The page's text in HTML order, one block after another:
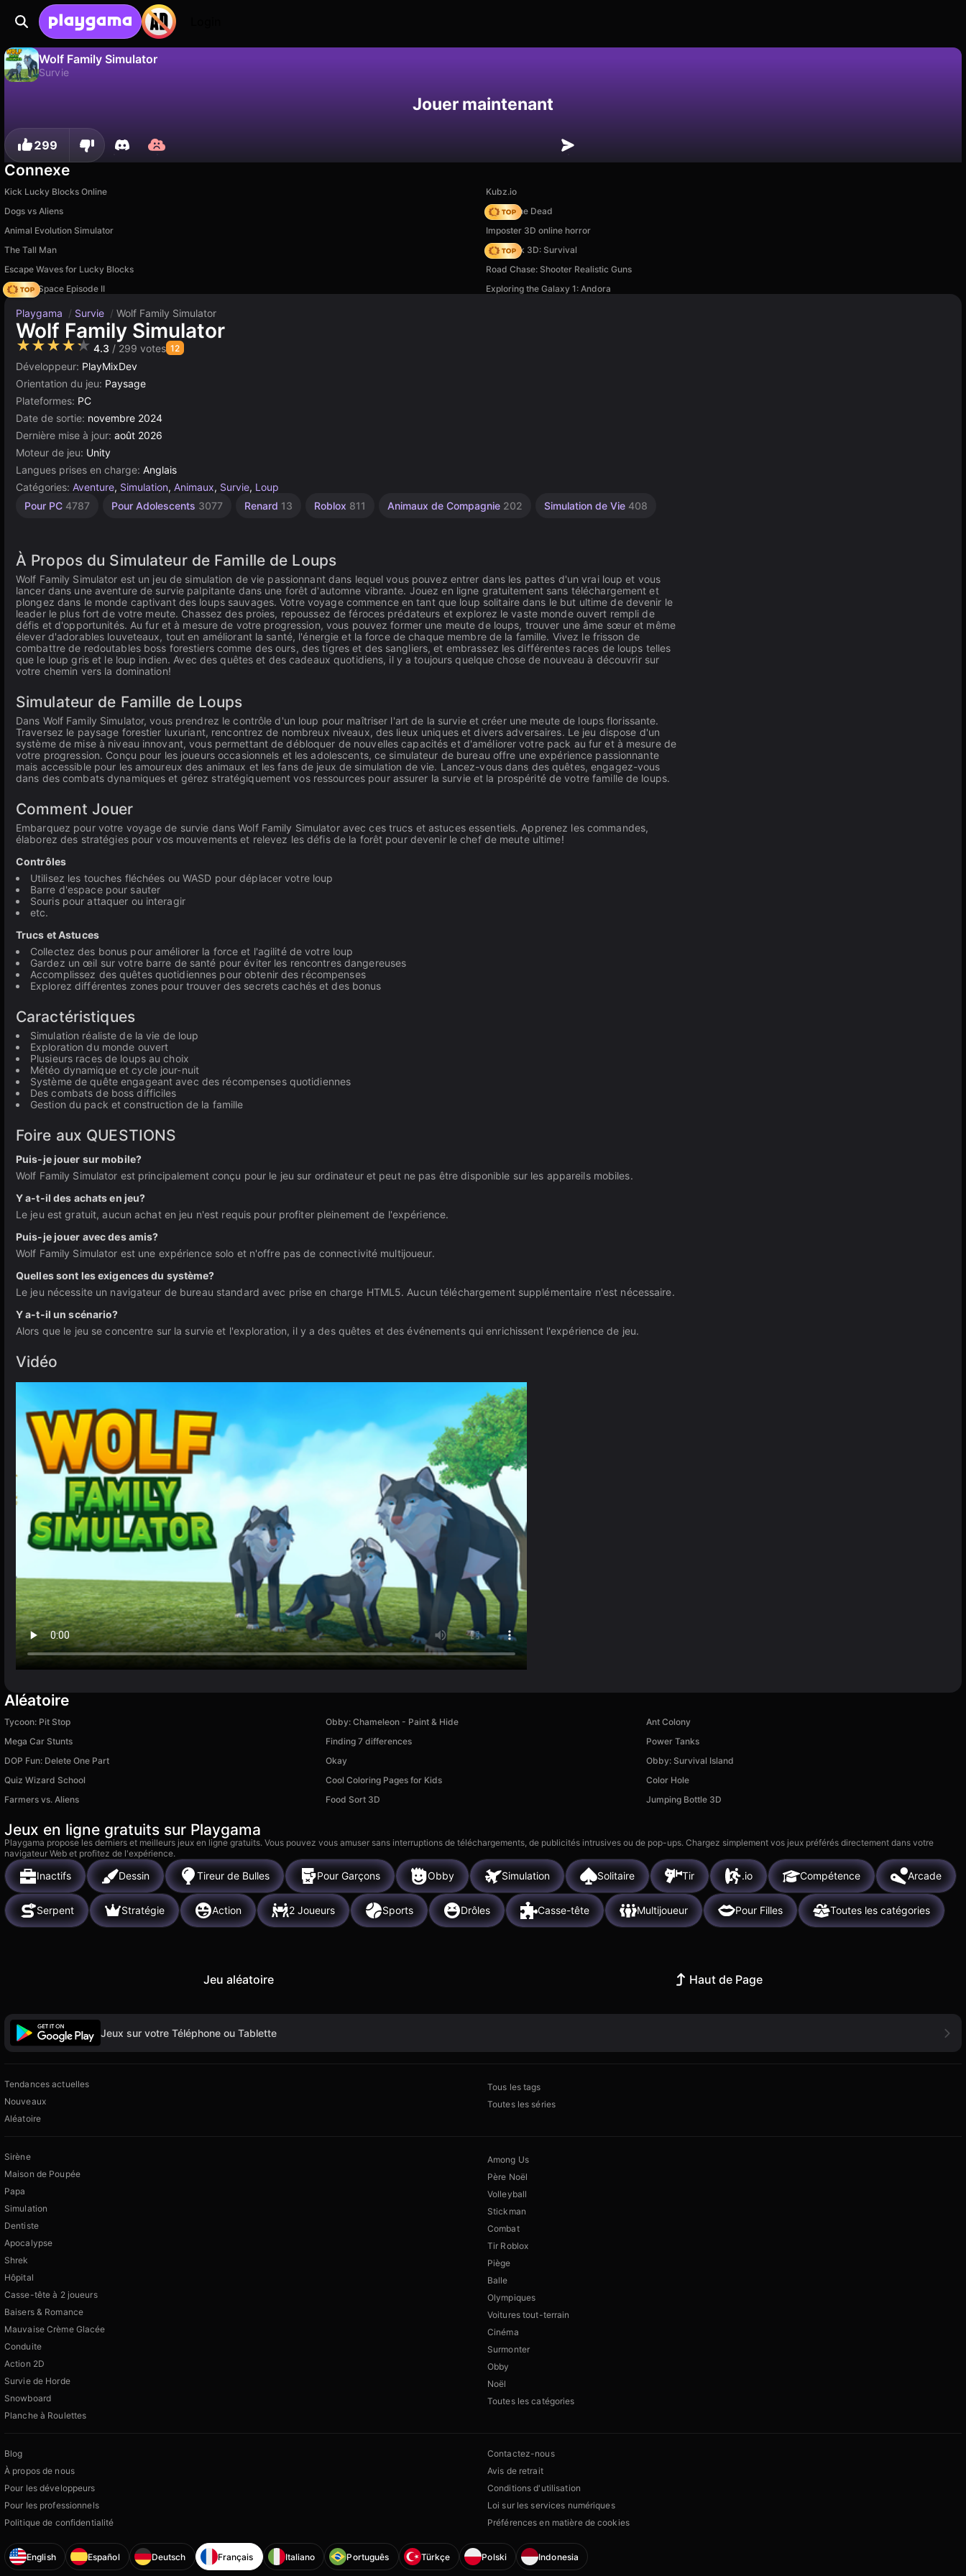
Wolf Family Simulator
Survie
Jouer maintenant
299
Connexe
Kick Lucky Blocks Online
Kubz.io
Dogs vs Aliens
Rise of the Dead
Animal Evolution Simulator
Imposter 3D online horror
The Tall Man
Skyblock 3D: Survival
Escape Waves for Lucky Blocks
Road Chase: Shooter Realistic Guns
Zombie Space Episode II
Exploring the Galaxy 1: Andora
Playgama / Survie / Wolf Family Simulator
Wolf Family Simulator
★★★★★ 4.3 / 299 votes 12
Développeur: PlayMixDev
Orientation du jeu: Paysage
Plateformes: PC
Date de sortie: novembre 2024
Dernière mise à jour: août 2026
Moteur de jeu: Unity
Langues prises en charge: Anglais
Catégories: Aventure, Simulation, Animaux, Survie, Loup
Pour PC 4787 Pour Adolescents 3077 Renard 13 Roblox 811 Animaux de Compagnie 202 Simulation de Vie 408
Bureau
À 1
Bébé
Indépendants
Toilettage
Construction
Haute
Oiseaux
Monde
Navigateur
Unity
À Propos du Simulateur de Famille de Loups
Wolf Family Simulator est un jeu de simulation de vie passionnant dans lequel vous pouvez entrer dans les pattes d'un vrai loup et vous
lancer dans une aventure de survie palpitante dans une forêt d'automne vibrante. Jouez en ligne gratuitement sans téléchargement et
plongez dans le monde captivant des loups sauvages. Votre voyage commence en tant que loup solitaire dans le but ultime de devenir le
leader le plus fort de votre meute. Chassez des proies, repoussez de féroces prédateurs et explorez le vaste monde ouvert rempli de
défis et d'opportunités. Au fur et à mesure de votre progression, vous pouvez former une meute de loups, trouver une âme sœur et même
élever d'adorables louveteaux, tout en améliorant la santé, l'énergie et la force de chaque membre de la famille. Vivez le frisson de
combattre de redoutables boss forestiers comme des ours, des tigres et des sangliers, et embrassez les différentes races de loups telles
que le loup gris et le loup indien. Avec des quêtes et des cadeaux quotidiens, il y a toujours quelque chose de nouveau à découvrir sur
votre chemin vers la domination!
Simulateur de Famille de Loups
Dans Wolf Family Simulator, vous prendrez le contrôle d'un loup pour maîtriser l'art de la survie et créer une meute de loups florissante.
Traversez le paysage forestier luxuriant, rencontrez de nombreux niveaux, des lieux uniques et divers adversaires. Le jeu dispose d'un
système de mise à niveau innovant, vous permettant de débloquer de nouvelles capacités et d'améliorer votre pack au fur et à mesure de
votre progression. Conçu pour les joueurs occasionnels et les adolescents, ce simulateur de bureau offre une expérience passionnante
mais accessible pour les amoureux des animaux et les fans de jeux de simulation de vie. Lancez-vous dans des quêtes, engagez-vous
dans des combats dynamiques et gérez stratégiquement vos ressources pour assurer la survie et la prospérité de votre famille de loups.
Comment Jouer
Embarquez pour votre voyage de survie dans Wolf Family Simulator avec ces trucs et astuces essentiels. Apprenez les commandes,
élaborez des stratégies pour vos mouvements et relevez les défis de la forêt pour devenir le chef de meute ultime!
Contrôles
Utilisez les touches fléchées ou WASD pour déplacer votre loup
Barre d'espace pour sauter
Souris pour attaquer ou interagir
etc.
Trucs et Astuces
Collectez des bonus pour améliorer la force et l'agilité de votre loup
Gardez un œil sur votre barre de santé pour éviter les rencontres dangereuses
Accomplissez des quêtes quotidiennes pour obtenir des récompenses
Explorez différentes zones pour trouver des secrets cachés et des bonus
Caractéristiques
Simulation réaliste de la vie de loup
Exploration du monde ouvert
Plusieurs races de loups au choix
Météo dynamique et cycle jour-nuit
Système de quête engageant avec des récompenses quotidiennes
Des combats de boss difficiles
Gestion du pack et construction de la famille
Foire aux QUESTIONS
Puis-je jouer sur mobile?
Wolf Family Simulator est principalement conçu pour le jeu sur ordinateur et peut ne pas être disponible sur les appareils mobiles.
Y a-t-il des achats en jeu?
Le jeu est gratuit, aucun achat en jeu n'est requis pour profiter pleinement de l'expérience.
Puis-je jouer avec des amis?
Wolf Family Simulator est une expérience solo et n'offre pas de connectivité multijoueur.
Quelles sont les exigences du système?
Le jeu nécessite un navigateur de bureau standard avec prise en charge HTML5. Aucun téléchargement supplémentaire n'est nécessaire.
Y a-t-il un scénario?
Alors que le jeu se concentre sur la survie et l'exploration, il y a des quêtes et des événements qui enrichissent l'expérience de jeu.
Vidéo
Aléatoire
Tycoon: Pit Stop Obby: Chameleon - Paint & Hide
Ant Colony
Mega Car Stunts
Finding 7 differences
Power Tanks
DOP Fun: Delete One Part
Okay
Obby: Survival Island
Quiz Wizard School
Cool Coloring Pages for Kids
Color Hole
Farmers vs. Aliens
Food Sort 3D Jumping Bottle 3D
Jeux en ligne gratuits sur Playgama
Playgama propose les derniers et meilleurs jeux en ligne gratuits. Vous pouvez vous amuser sans interruptions de téléchargements, de publicités intrusives ou de pop-ups. Chargez simplement vos jeux préférés directement dans votre
navigateur Web et profitez de l'expérience.
Inactifs Dessin Tireur de Bulles Pour Garçons Obby Simulation Solitaire Tir .io Compétence Arcade
Serpent Stratégie Action 2 Joueurs Sports Drôles Casse-tête Multijoueur Pour Filles Toutes les catégories
Jeu aléatoire Haut de Page
Jeux sur votre Téléphone ou Tablette
Tendances actuelles
Nouveaux
Aléatoire
Tous les tags
Toutes les séries
Sirène
Maison de Poupée
Papa
Simulation
Dentiste
Apocalypse
Shrek
Hôpital
Casse-tête à 2 joueurs
Baisers & Romance
Mauvaise Crème Glacée
Conduite
Action 2D
Survie de Horde
Snowboard
Planche à Roulettes
Among Us
Père Noël
Volleyball
Stickman
Combat
Tir Roblox
Piège
Balle
Olympiques
Voitures tout-terrain
Cinéma
Surmonter
Obby
Noël
Toutes les catégories
Blog
À propos de nous
Pour les développeurs
Pour les professionnels
Politique de confidentialité
Contactez-nous
Avis de retrait
Conditions d'utilisation
Loi sur les services numériques
Préférences en matière de cookies
English Español Deutsch Français Italiano Português Türkçe Polski Indonesia